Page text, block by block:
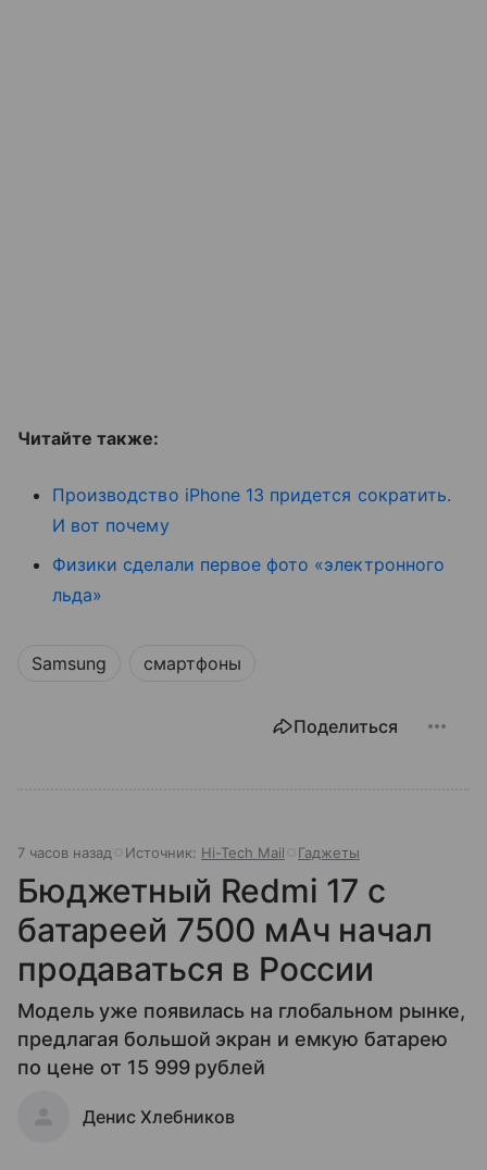
Читайте также:
Производство iPhone 13 придется сократить.
И вот почему
Физики сделали первое фото «электронного
льда»
Samsung смартфоны
Поделиться
7 часов назад Источник: Hi-Tech Mail Гаджеты
Бюджетный Redmi 17 с
батареей 7500 мАч начал
продаваться в России
Модель уже появилась на глобальном рынке,
предлагая большой экран и емкую батарею
по цене от 15 999 рублей
Денис Хлебников